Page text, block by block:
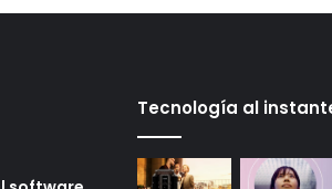
Tecnología al